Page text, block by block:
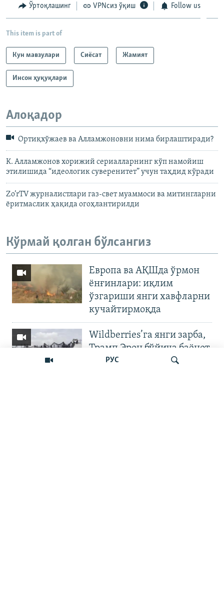
РУС
Ўртоқлашинг VPNсиз ўқиш Follow us
This item is part of
Кун мавзулари Сиёсат Жамият
Инсон ҳуқуқлари
Алоқадор
Ортиқхўжаев ва Алламжоновни нима бирлаштиради?
К. Алламжонов хорижий сериалларнинг кўп намойиш
этилишида “идеологик суверенитет” учун таҳдид кўради
Zo’rTV журналистлари газ-свет муаммоси ва митингларни
ёритмаслик ҳақида огоҳлантирилди
Кўрмай қолган бўлсангиз
Европа ва АҚШда ўрмон
ёнғинлари: иқлим
ўзгариши янги хавфларни
кучайтирмоқда
Wildberries’га янги зарба,
Трамп Эрон бўйича баёнот
қилди